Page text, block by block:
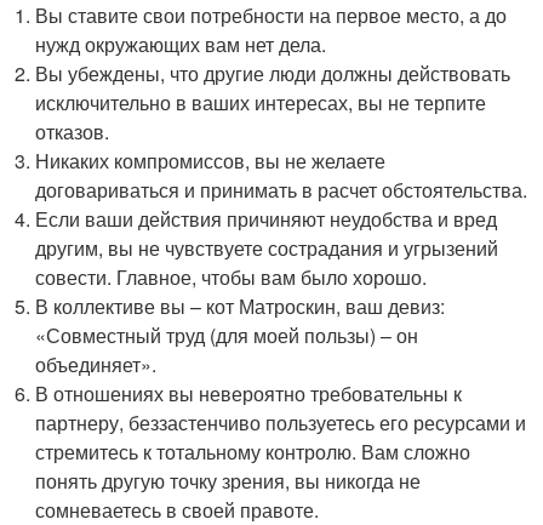
Вы ставите свои потребности на первое место, а до
нужд окружающих вам нет дела.
Вы убеждены, что другие люди должны действовать
исключительно в ваших интересах, вы не терпите
отказов.
Никаких компромиссов, вы не желаете
договариваться и принимать в расчет обстоятельства.
Если ваши действия причиняют неудобства и вред
другим, вы не чувствуете сострадания и угрызений
совести. Главное, чтобы вам было хорошо.
В коллективе вы – кот Матроскин, ваш девиз:
«Совместный труд (для моей пользы) – он
объединяет».
В отношениях вы невероятно требовательны к
партнеру, беззастенчиво пользуетесь его ресурсами и
стремитесь к тотальному контролю. Вам сложно
понять другую точку зрения, вы никогда не
сомневаетесь в своей правоте.